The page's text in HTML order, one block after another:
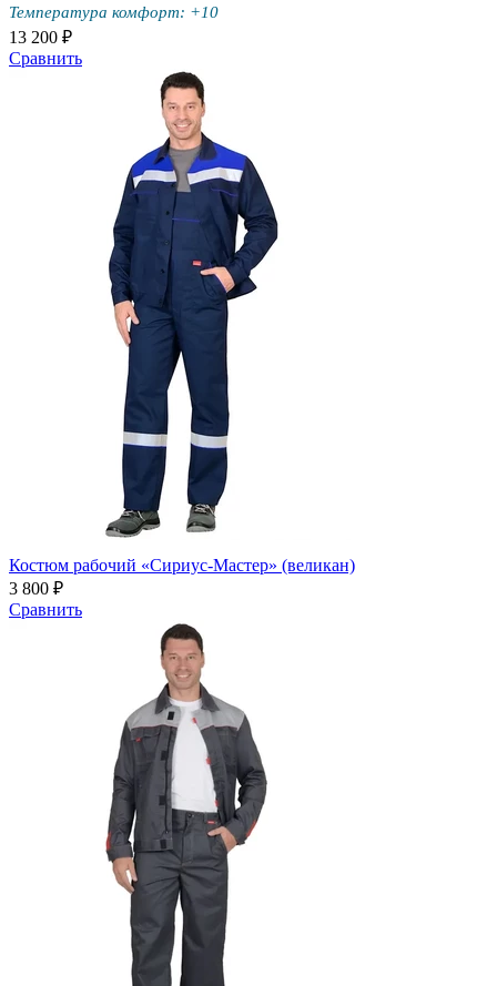
Температура комфорт: +10
13 200 ₽
Сравнить
Костюм рабочий «Сириус-Мастер» (великан)
3 800 ₽
Сравнить